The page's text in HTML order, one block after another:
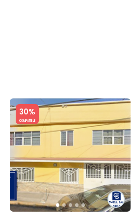
30%
COMPATIBLE
Slide 1 of 5